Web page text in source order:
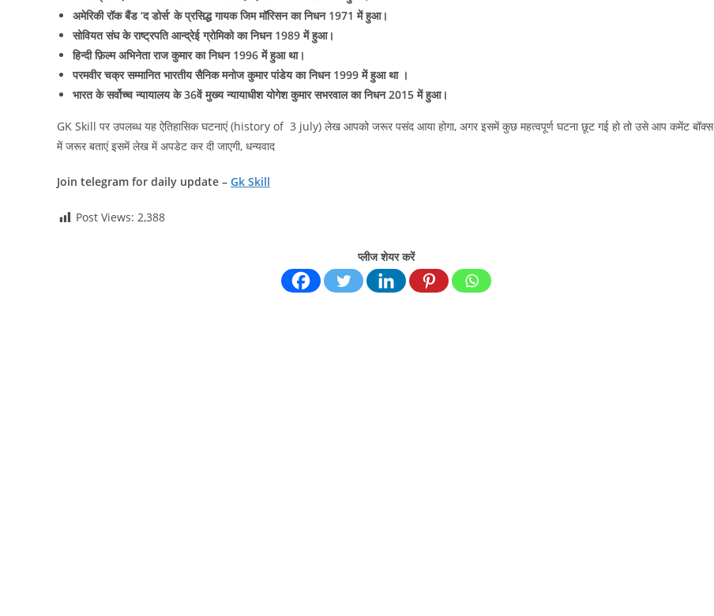
अमेरिकी रॉक बैंड ‘द डोर्स’ के प्रसिद्ध गायक जिम मॉरिसन का निधन 1971 में हुआ।
सोवियत संघ के राष्ट्रपति आन्द्रेई ग्रोमिको का निधन 1989 में हुआ।
हिन्दी फ़िल्म अभिनेता राज कुमार का निधन 1996 में हुआ था।
परमवीर चक्र सम्मानित भारतीय सैनिक मनोज कुमार पांडेय का निधन 1999 में हुआ था ।
भारत के सर्वोच्च न्यायालय के 36वें मुख्य न्यायाधीश योगेश कुमार सभरवाल का निधन 2015 में हुआ।
GK Skill पर उपलब्ध यह ऐतिहासिक घटनाएं (history of 3 july) लेख आपको जरूर पसंद आया होगा, अगर इसमें कुछ महत्वपूर्ण घटना छूट गई हो तो उसे आप कमेंट बॉक्स
में जरूर बताएं इसमें लेख में अपडेट कर दी जाएगी, धन्यवाद
Join telegram for daily update – Gk Skill
Post Views: 2,388
प्लीज शेयर करें